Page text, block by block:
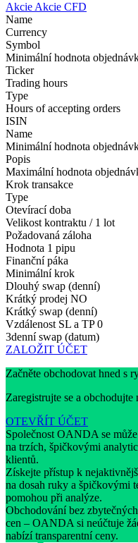
Akcie Akcie CFD
Name
Currency
Symbol
Minimální hodnota
Ticker
Trading hours
Type
Hours of accepting orders
ISIN
Name
Minimální hodnota
Popis
Maximální hodnota
Krok transakce
Type
Otevírací doba
Velikost kontraktu / 1 lot
Požadovaná záloha
Hodnota 1 pipu
Finanční páka
Minimální krok
Dlouhý swap (denní)
Krátký prodej NO
Krátký swap (denní)
Vzdálenost SL a TP 0
3denní swap (datum)
ZALOŽIT ÚČET
Začněte obchodovat hned s
Zaregistrujte se a
OTEVŘÍT ÚČET
Společnost OANDA se
na trzích, špičkovými
klientů.
Získejte přístup k
na dosah ruky a špičkovými
pomohou při analýze.
Obchodování bez
cen – OANDA si neúčtuje
nabízí transparentní ceny.